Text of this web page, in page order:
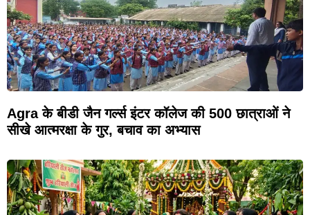
Agra के बीडी जैन गर्ल्स इंटर कॉलेज की 500 छात्राओं ने
सीखे आत्मरक्षा के गुर, बचाव का अभ्यास